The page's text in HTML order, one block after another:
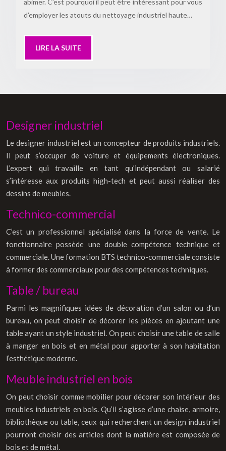
d’employer les atouts du nettoyage industriel haute…
LIRE LA SUITE
Designer industriel
Le designer industriel est un concepteur de produits industriels.
Il peut s’occuper de voiture et équipements électroniques.
L’expert qui travaille en tant qu’indépendant ou salarié
s’intéresse aux produits high-tech et peut aussi réaliser des
dessins de meubles.
Technico-commercial
C’est un professionnel spécialisé dans la force de vente. Le
fonctionnaire possède une double compétence technique et
commerciale. Une formation BTS technico-commerciale consiste
à former des commerciaux pour des compétences techniques.
Table / bureau
Parmi les magnifiques idées de décoration d’un salon ou d’un
bureau, on peut choisir de décorer les pièces en ajoutant une
table ayant un style industriel. On peut choisir une table de salle
à manger en bois et en métal pour apporter à son habitation
l’esthétique moderne.
Meuble industriel en bois
On peut choisir comme mobilier pour décorer son intérieur des
meubles industriels en bois. Qu’il s’agisse d’une chaise, armoire,
bibliothèque ou table, ceux qui recherchent un design industriel
pourront choisir des articles dont la matière est composée de
bois et de métal.